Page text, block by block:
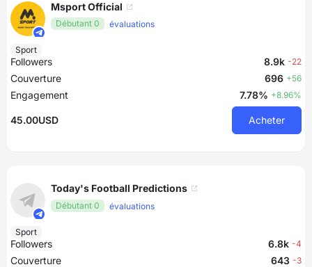
Msport Official
Débutant 0 évaluations
Sport
Followers 8.9k -22
Couverture 696 +56
Engagement 7.78% +8.96%
45.00USD Acheter
Today's Football Predictions
Débutant 0 évaluations
Sport
Followers 6.8k -4
Couverture 643 -3